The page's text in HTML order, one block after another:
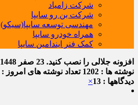
شرکت زامیاد
شرکت بن رو سایپا
مهندسی توسعه سایپا(سیکو)
همراه خودرو سایپا
کمک فنر ایندامین سایپا
افزونه جلالی را نصب کنید. 23 صفر 1448
نوشته ها : 1202
تعداد نوشته های امروز : 0
دیدگاهها : 13
×